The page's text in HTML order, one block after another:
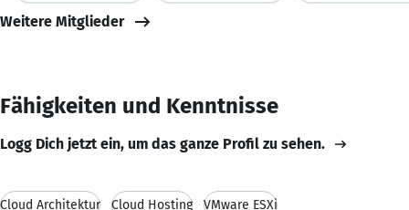
Weitere Mitglieder
Fähigkeiten und Kenntnisse
Logg Dich jetzt ein, um das ganze Profil zu sehen.
Cloud Architektur Cloud Hosting VMware ESXi